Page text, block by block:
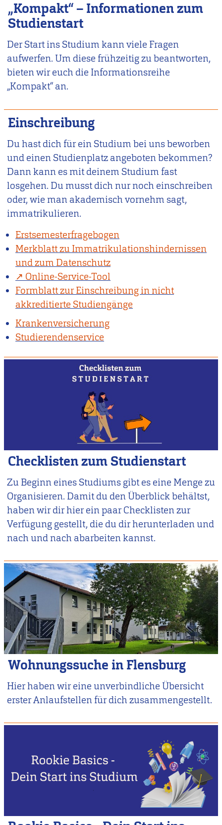
„Kompakt“ – Informationen zum
Studienstart
Der Start ins Studium kann viele Fragen
aufwerfen. Um diese frühzeitig zu beantworten,
bieten wir euch die Informationsreihe
„Kompakt“ an.
Einschreibung
Du hast dich für ein Studium bei uns beworben
und einen Studienplatz angeboten bekommen?
Dann kann es mit deinem Studium fast
losgehen. Du musst dich nur noch einschreiben
oder, wie man akademisch vornehm sagt,
immatrikulieren.
Erstsemesterfragebogen
Merkblatt zu Immatrikulationshindernissen
und zum Datenschutz
Online-Service-Tool
Formblatt zur Einschreibung in nicht
akkreditierte Studiengänge
Krankenversicherung
Studierendenservice
Checklisten zum Studienstart
Zu Beginn eines Studiums gibt es eine Menge zu
Organisieren. Damit du den Überblick behältst,
haben wir dir hier ein paar Checklisten zur
Verfügung gestellt, die du dir herunterladen und
nach und nach abarbeiten kannst.
Wohnungssuche in Flensburg
Hier haben wir eine unverbindliche Übersicht
erster Anlaufstellen für dich zusammengestellt.